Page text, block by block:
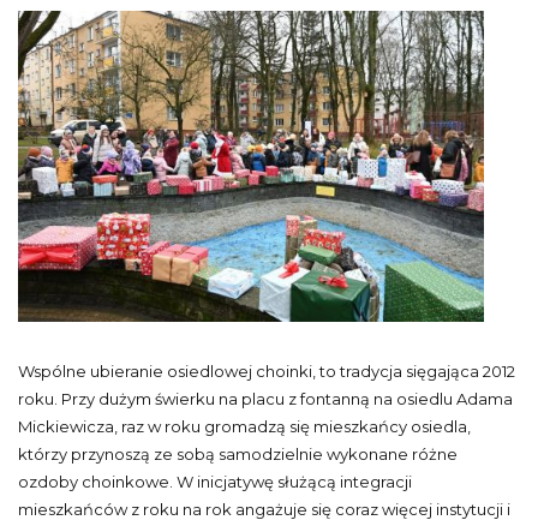
Wspólne ubieranie osiedlowej choinki, to tradycja sięgająca 2012
roku. Przy dużym świerku na placu z fontanną na osiedlu Adama
Mickiewicza, raz w roku gromadzą się mieszkańcy osiedla,
którzy przynoszą ze sobą samodzielnie wykonane różne
ozdoby choinkowe. W inicjatywę służącą integracji
mieszkańców z roku na rok angażuje się coraz więcej instytucji i